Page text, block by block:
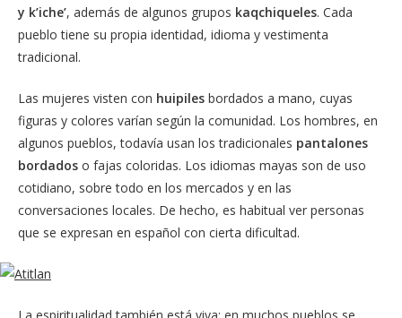
y k’iche’, además de algunos grupos kaqchiqueles. Cada
pueblo tiene su propia identidad, idioma y vestimenta
tradicional.
Las mujeres visten con huipiles bordados a mano, cuyas
figuras y colores varían según la comunidad. Los hombres, en
algunos pueblos, todavía usan los tradicionales pantalones
bordados o fajas coloridas. Los idiomas mayas son de uso
cotidiano, sobre todo en los mercados y en las
conversaciones locales. De hecho, es habitual ver personas
que se expresan en español con cierta dificultad.